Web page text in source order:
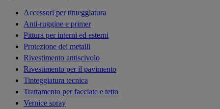
Accessori per tinteggiatura
Anti-ruggine e primer
Pittura per interni ed esterni
Protezione dei metalli
Rivestimento antiscivolo
Rivestimento per il pavimento
Tinteggiatura tecnica
Trattamento per facciate e tetto
Vernice spray